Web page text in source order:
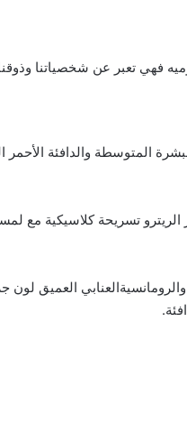
المتوسطة والدافئة الأحمر
تسريحة كلاسيكية مع
العميق